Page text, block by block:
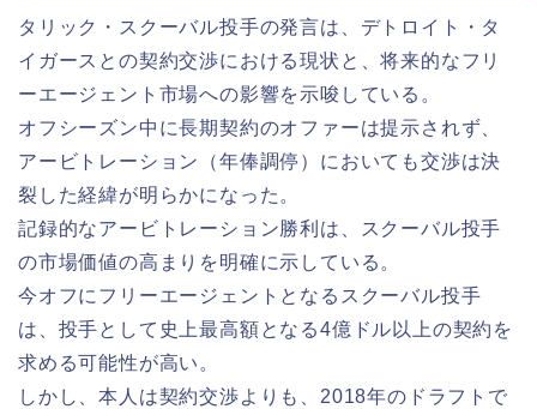
タリック・スクーバル投手の発言は、デトロイト・タ
イガースとの契約交渉における現状と、将来的なフリ
ーエージェント市場への影響を示唆している。
オフシーズン中に長期契約のオファーは提示されず、
アービトレーション（年俸調停）においても交渉は決
裂した経緯が明らかになった。
記録的なアービトレーション勝利は、スクーバル投手
の市場価値の高まりを明確に示している。
今オフにフリーエージェントとなるスクーバル投手
は、投手として史上最高額となる4億ドル以上の契約を
求める可能性が高い。
しかし、本人は契約交渉よりも、2018年のドラフトで